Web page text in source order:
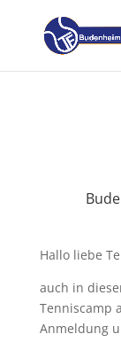
Hallo liebe
auch in
Tenniscamp
Anmeldung